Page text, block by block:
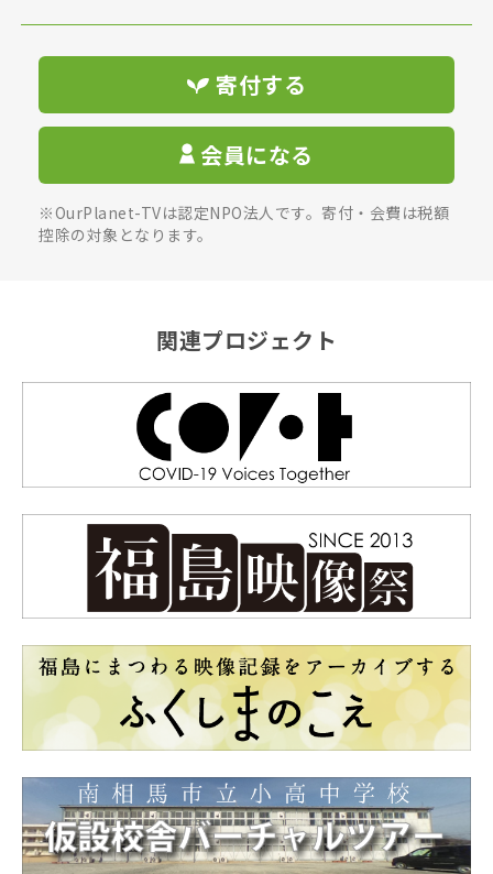
寄付する
会員になる
※OurPlanet-TVは認定NPO法人です。寄付・会費は税額
控除の対象となります。
関連プロジェクト